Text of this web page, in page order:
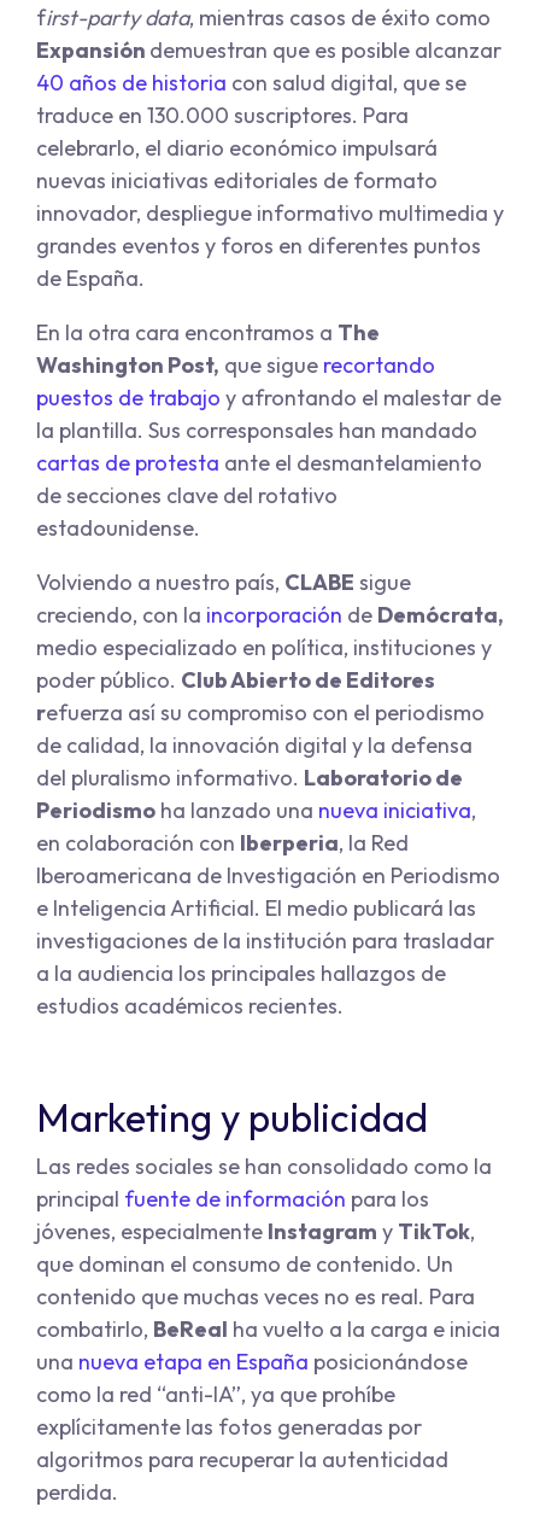
first-party data, mientras casos de éxito como
Expansión demuestran que es posible alcanzar
40 años de historia con salud digital, que se
traduce en 130.000 suscriptores. Para
celebrarlo, el diario económico impulsará
nuevas iniciativas editoriales de formato
innovador, despliegue informativo multimedia y
grandes eventos y foros en diferentes puntos
de España.
En la otra cara encontramos a The
Washington Post, que sigue recortando
puestos de trabajo y afrontando el malestar de
la plantilla. Sus corresponsales han mandado
cartas de protesta ante el desmantelamiento
de secciones clave del rotativo
estadounidense.
Volviendo a nuestro país, CLABE sigue
creciendo, con la incorporación de Demócrata,
medio especializado en política, instituciones y
poder público. Club Abierto de Editores
refuerza así su compromiso con el periodismo
de calidad, la innovación digital y la defensa
del pluralismo informativo. Laboratorio de
Periodismo ha lanzado una nueva iniciativa,
en colaboración con Iberperia, la Red
Iberoamericana de Investigación en Periodismo
e Inteligencia Artificial. El medio publicará las
investigaciones de la institución para trasladar
a la audiencia los principales hallazgos de
estudios académicos recientes.
Marketing y publicidad
Las redes sociales se han consolidado como la
principal fuente de información para los
jóvenes, especialmente Instagram y TikTok,
que dominan el consumo de contenido. Un
contenido que muchas veces no es real. Para
combatirlo, BeReal ha vuelto a la carga e inicia
una nueva etapa en España posicionándose
como la red “anti-IA”, ya que prohíbe
explícitamente las fotos generadas por
algoritmos para recuperar la autenticidad
perdida.